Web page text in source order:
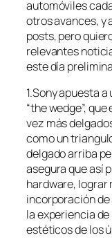
automóviles
otros avances, y
posts, pero
relevantes
este día
1.Sony apuesta
“the wedge”,
vez más
como un
delgado arriba
asegura que así
hardware, lograr
incorporación
la experiencia
estéticos de los